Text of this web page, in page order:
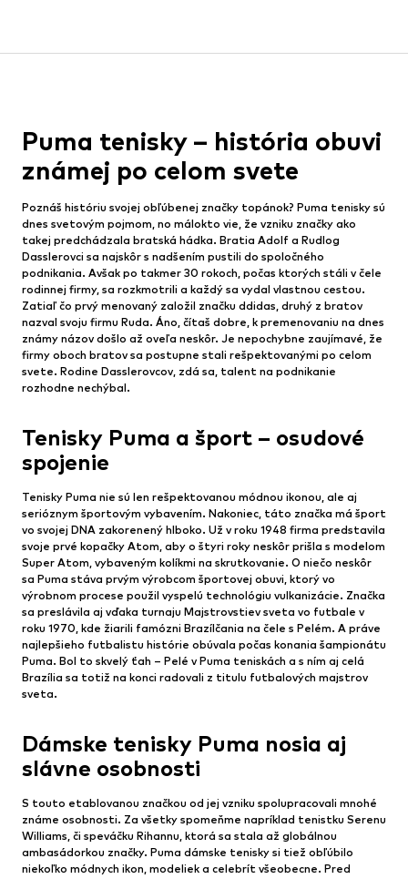
Puma tenisky – história obuvi
známej po celom svete
Poznáš históriu svojej obľúbenej značky topánok? Puma tenisky sú
dnes svetovým pojmom, no málokto vie, že vzniku značky ako
takej predchádzala bratská hádka. Bratia Adolf a Rudlog
Dasslerovci sa najskôr s nadšením pustili do spoločného
podnikania. Avšak po takmer 30 rokoch, počas ktorých stáli v čele
rodinnej firmy, sa rozkmotrili a každý sa vydal vlastnou cestou.
Zatiaľ čo prvý menovaný založil značku ddidas, druhý z bratov
nazval svoju firmu Ruda. Áno, čítaš dobre, k premenovaniu na dnes
známy názov došlo až oveľa neskôr. Je nepochybne zaujímavé, že
firmy oboch bratov sa postupne stali rešpektovanými po celom
svete. Rodine Dasslerovcov, zdá sa, talent na podnikanie
rozhodne nechýbal.
Tenisky Puma a šport – osudové
spojenie
Tenisky Puma nie sú len rešpektovanou módnou ikonou, ale aj
serióznym športovým vybavením. Nakoniec, táto značka má šport
vo svojej DNA zakorenený hlboko. Už v roku 1948 firma predstavila
svoje prvé kopačky Atom, aby o štyri roky neskôr prišla s modelom
Super Atom, vybaveným kolíkmi na skrutkovanie. O niečo neskôr
sa Puma stáva prvým výrobcom športovej obuvi, ktorý vo
výrobnom procese použil vyspelú technológiu vulkanizácie. Značka
sa preslávila aj vďaka turnaju Majstrovstiev sveta vo futbale v
roku 1970, kde žiarili famózni Brazílčania na čele s Pelém. A práve
najlepšieho futbalistu histórie obúvala počas konania šampionátu
Puma. Bol to skvelý ťah – Pelé v Puma teniskách a s ním aj celá
Brazília sa totiž na konci radovali z titulu futbalových majstrov
sveta.
Dámske tenisky Puma nosia aj
slávne osobnosti
S touto etablovanou značkou od jej vzniku spolupracovali mnohé
známe osobnosti. Za všetky spomeňme napríklad tenistku Serenu
Williams, či speváčku Rihannu, ktorá sa stala až globálnou
ambasádorkou značky. Puma dámske tenisky si tiež obľúbilo
niekoľko módnych ikon, modeliek a celebrít všeobecne. Pred